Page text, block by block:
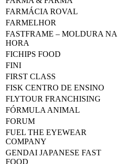
FARMÁCIA ROVAL
FARMELHOR
FASTFRAME – MOLDURA NA
HORA
FICHIPS FOOD
FINI
FIRST CLASS
FISK CENTRO DE ENSINO
FLYTOUR FRANCHISING
FÓRMULA ANIMAL
FORUM
FUEL THE EYEWEAR
COMPANY
GENDAI JAPANESE FAST
FOOD